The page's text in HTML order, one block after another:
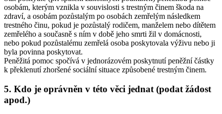
osobám, kterým vznikla v souvislosti s trestným činem škoda na
zdraví, a osobám pozůstalým po osobách zemřelým následkem
trestného činu, pokud je pozůstalý rodičem, manželem nebo dítětem
zemřelého a současně s ním v době jeho smrti žil v domácnosti,
nebo pokud pozůstalému zemřelá osoba poskytovala výživu nebo ji
byla povinna poskytovat.
Peněžitá pomoc spočívá v jednorázovém poskytnutí peněžní částky
k překlenutí zhoršené sociální situace způsobené trestným činem.
5. Kdo je oprávněn v této věci jednat (podat žádost
apod.)